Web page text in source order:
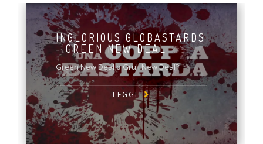
INGLORIOUS GLOBASTARDS
- GREEN NEW DEAL
Green New Deal o Grull New Deal?
LEGGI